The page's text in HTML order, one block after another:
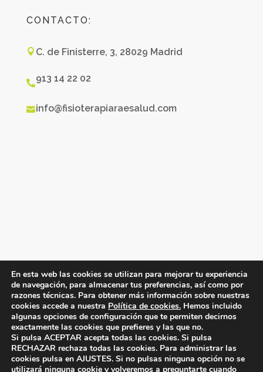
CONTACTO:
 C. de Finisterre, 3, 28029 Madrid
913 14 22 02
info@fisioterapiaraesalud.com
Copyright® 2026 FISIOTERAPIA RAE Salud
Diseño webInboost Marketing|Mapa Web |
En esta web las cookies se utilizan para mejorar tu experiencia
de navegación, para almacenar tus preferencias, así como por
razones técnicas. Para obtener más información sobre nuestras
cookies accede a nuestra Política de cookies. Hemos incluido
algunas opciones de configuración que te permiten decirnos
exactamente las cookies que prefieres y las que no.
Si pulsa ACEPTAR acepta todas las cookies. Si pulsa
RECHAZAR rechaza todas las cookies. Para administrar las
cookies pulsa en AJUSTES. Si no pulsas ninguna opción no se
utilizará ninguna cookie y volveremos a preguntarte cuando